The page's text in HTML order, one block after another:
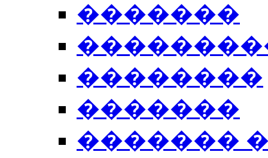
�������
��������
�������
�������